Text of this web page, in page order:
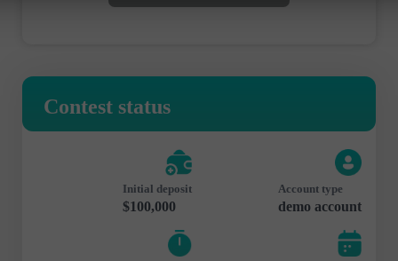
Contest status
Account type
demo account
Initial deposit
$100,000